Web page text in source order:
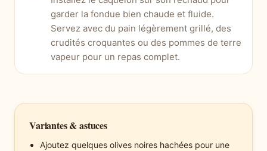
garder la fondue bien chaude et fluide.
Servez avec du pain légèrement grillé, des
crudités croquantes ou des pommes de terre
vapeur pour un repas complet.
Variantes & astuces
Ajoutez quelques olives noires hachées pour une